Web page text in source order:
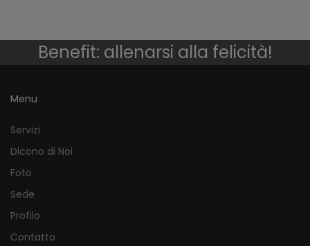
Benefit: allenarsi alla felicità!
Menu
Servizi
Dicono di Noi
Foto
Sede
Profilo
Contatto